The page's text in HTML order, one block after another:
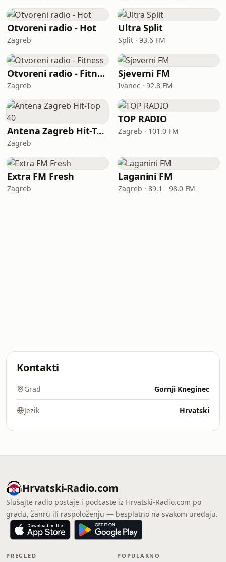
Otvoreni radio - Hot
Zagreb
Ultra Split
Split · 93.6 FM
Otvoreni radio - Fitness
Zagreb
Sjeverni FM
Ivanec · 92.8 FM
Antena Zagreb Hit-Top 40
Zagreb
TOP RADIO
Zagreb · 101.0 FM
Extra FM Fresh
Zagreb
Laganini FM
Zagreb · 89.1 - 98.0 FM
Kontakti
Grad Gornji Kneginec
Jezik Hrvatski
Hrvatski-Radio.com
Slušajte radio postaje i podcaste iz Hrvatski-Radio.com po
gradu, žanru ili raspoloženju — besplatno na svakom uređaju.
PREGLED POPULARNO